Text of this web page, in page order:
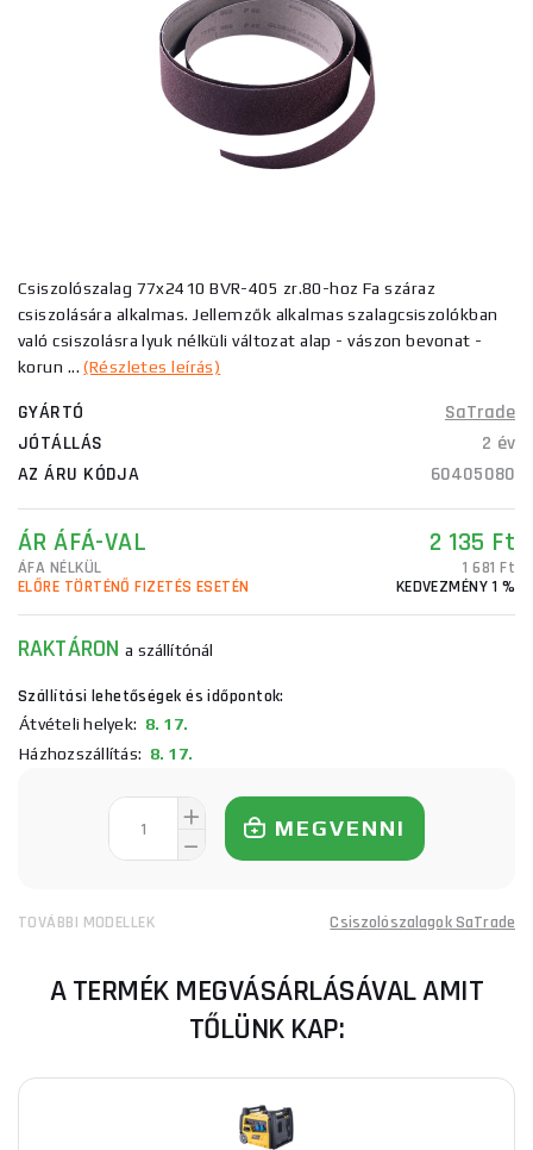
Csiszolószalag 77x2410 BVR-405 zr.80-hoz Fa száraz
csiszolására alkalmas. Jellemzők alkalmas szalagcsiszolókban
való csiszolásra lyuk nélküli változat alap - vászon bevonat -
korun ...(Részletes leírás)
GYÁRTÓ
SaTrade
JÓTÁLLÁS
2 év
AZ ÁRU KÓDJA
60405080
ÁR ÁFÁ-VAL 2 135 Ft
ÁFA NÉLKÜL
1 681 Ft
ELŐRE TÖRTÉNŐ FIZETÉS ESETÉN
KEDVEZMÉNY 1 %
RAKTÁRONa szállítónál
Szállítási lehetőségek és időpontok:
Átvételi helyek: 8. 17.
Házhozszállítás: 8. 17.
MEGVENNI
TOVÁBBI MODELLEK Csiszolószalagok SaTrade
A TERMÉK MEGVÁSÁRLÁSÁVAL AMIT
TŐLÜNK KAP: